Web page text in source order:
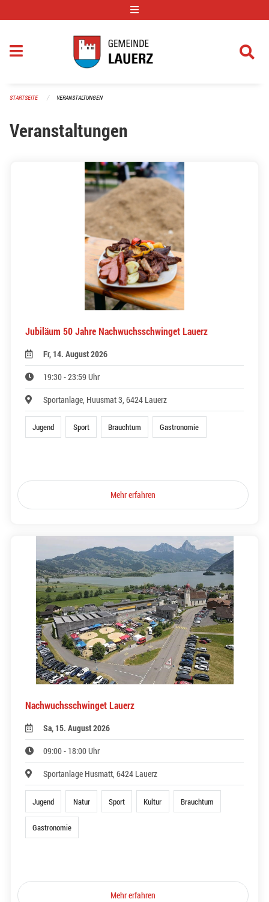
STARTSEITE VERANSTALTUNGEN
Veranstaltungen
Jubiläum 50 Jahre Nachwuchsschwinget Lauerz
Fr, 14. August 2026
19:30 - 23:59 Uhr
Sportanlage, Huusmat 3, 6424 Lauerz
Jugend Sport Brauchtum Gastronomie
Mehr erfahren
Nachwuchsschwinget Lauerz
Sa, 15. August 2026
09:00 - 18:00 Uhr
Sportanlage Husmatt, 6424 Lauerz
Jugend Natur Sport Kultur Brauchtum
Gastronomie
Mehr erfahren